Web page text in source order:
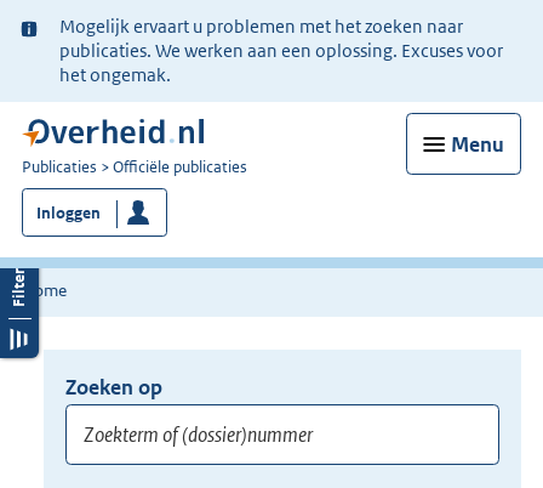
Ter
informatie:
Mogelijk ervaart u problemen met het zoeken naar
publicaties. We werken aan een oplossing. Excuses voor
het ongemak.
Menu
U
bent
nu
hier:
Publicaties Officiële publicaties
Inloggen
Home
Opnieuw
zoeken:
Zoeken op